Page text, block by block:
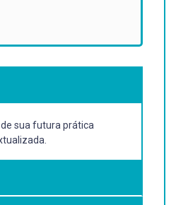
sua futura prática